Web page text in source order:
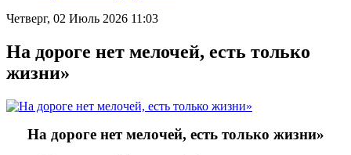
Четверг, 02 Июль 2026 11:03
На дороге нет мелочей, есть только
жизни»
На дороге нет мелочей, есть только жизни»